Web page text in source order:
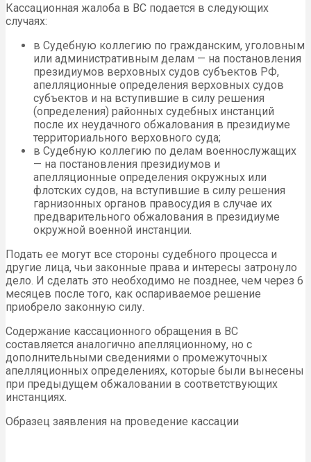
Кассационная жалоба в ВС подается в следующих
случаях:
в Судебную коллегию по гражданским, уголовным
или административным делам — на постановления
президиумов верховных судов субъектов РФ,
апелляционные определения верховных судов
субъектов и на вступившие в силу решения
(определения) районных судебных инстанций
после их неудачного обжалования в президиуме
территориального верховного суда;
в Судебную коллегию по делам военнослужащих
— на постановления президиумов и
апелляционные определения окружных или
флотских судов, на вступившие в силу решения
гарнизонных органов правосудия в случае их
предварительного обжалования в президиуме
окружной военной инстанции.
Подать ее могут все стороны судебного процесса и
другие лица, чьи законные права и интересы затронуло
дело. И сделать это необходимо не позднее, чем через 6
месяцев после того, как оспариваемое решение
приобрело законную силу.
Содержание кассационного обращения в ВС
составляется аналогично апелляционному, но с
дополнительными сведениями о промежуточных
апелляционных определениях, которые были вынесены
при предыдущем обжаловании в соответствующих
инстанциях.
Образец заявления на проведение кассации